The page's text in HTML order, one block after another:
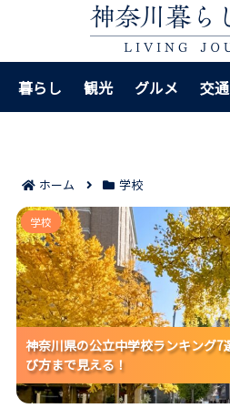
暮らし 観光 グルメ 交通
ホーム 学校
神奈川県の公立中学校ランキ
選び方まで見
神奈川県の公立中学校ランキング7
び方まで見える！
神奈川県の公立中学校ランキング7
び方まで見える！
神奈川県の公立中学校ランキング7
び方まで見える！
学校